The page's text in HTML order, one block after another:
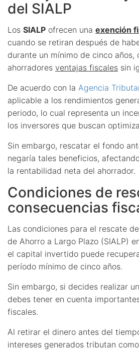
del SIALP
Los SIALP ofrecen una exención
cuando se retiran después de
durante un mínimo de cinco años,
ahorradores ventajas fiscales sin
De acuerdo con la Agencia
aplicable a los rendimientos
periodo, lo cual representa un
los inversores que buscan
Sin embargo, rescatar el fondo
negaría tales beneficios,
la rentabilidad neta del ahorrador.
Condiciones de
consecuencias
Las condiciones para el rescate
de Ahorro a Largo Plazo (SIALP)
el capital invertido puede
período mínimo de cinco años.
Sin embargo, si decides realizar un
debes tener en cuenta
fiscales.
Al retirar el dinero antes del
intereses generados tributan